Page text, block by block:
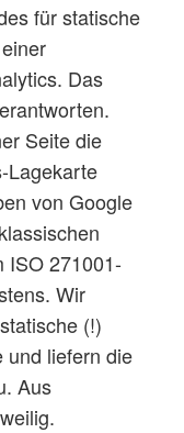
für statische
Das
Seite die
Lagekarte
von Google
ISO 271001-
Wir
(!)
und liefern die
Aus